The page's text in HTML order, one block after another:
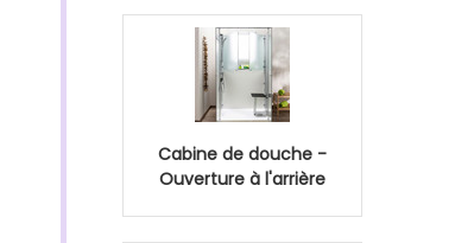
Cabine de douche -
Ouverture à l'arrière